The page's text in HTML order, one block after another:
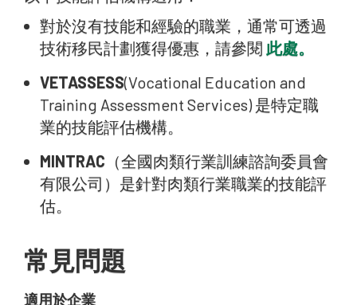
對於沒有技能和經驗的職業，通常可透過
技術移民計劃獲得優惠，請參閱 此處。
VETASSESS(Vocational Education and
Training Assessment Services) 是特定職
業的技能評估機構。
MINTRAC （全國肉類行業訓練諮詢委員會
有限公司）是針對肉類行業職業的技能評
估。
常見問題
適用於企業